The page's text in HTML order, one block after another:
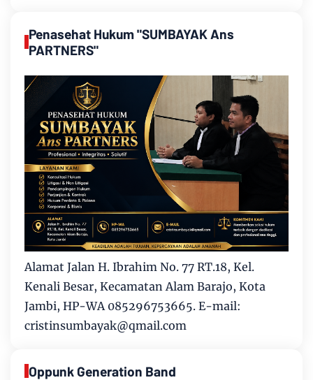
Penasehat Hukum "SUMBAYAK Ans
PARTNERS"
Alamat Jalan H. Ibrahim No. 77 RT.18, Kel.
Kenali Besar, Kecamatan Alam Barajo, Kota
Jambi, HP-WA 085296753665. E-mail:
cristinsumbayak@qmail.com
Oppunk Generation Band